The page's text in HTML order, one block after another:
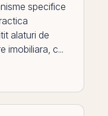
specifice
alaturi de
imobiliara, c...